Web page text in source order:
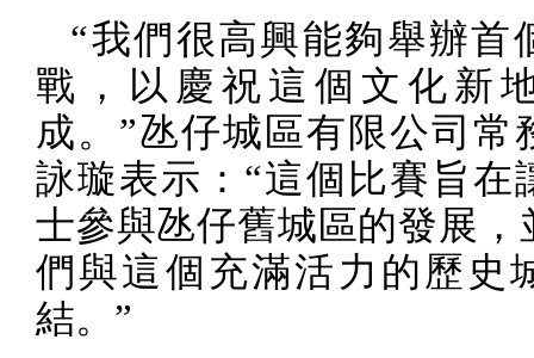
“我們很高興能夠舉辦首
戰，以慶祝這個文化新
成。”氹仔城區有限公司常
詠璇表示：“這個比賽旨在
士參與氹仔舊城區的發展，
們與這個充滿活力的歷史
結。”